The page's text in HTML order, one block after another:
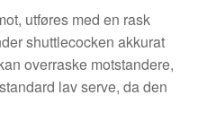
utføres med en rask
shuttlecocken akkurat
overraske motstandere,
lav serve, da den